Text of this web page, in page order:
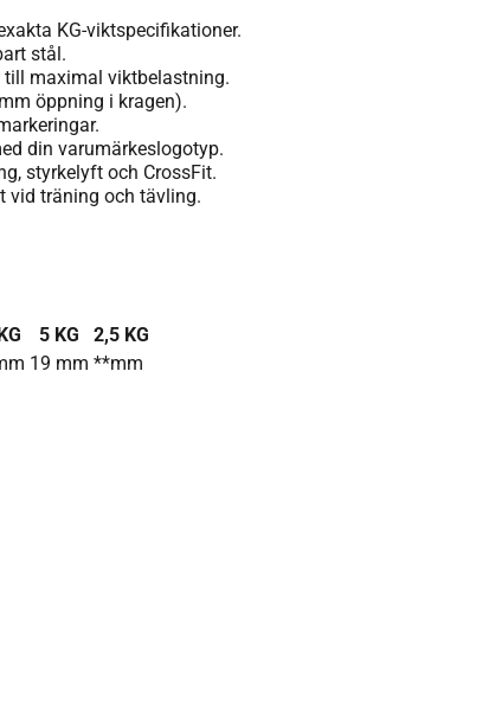
KG-viktspecifikationer.
stål.
till maximal viktbelastning.
öppning i kragen).
din varumärkeslogotyp.
styrkelyft och CrossFit.
vid träning och tävling.
5 KG
2,5 KG
19 mm **mm